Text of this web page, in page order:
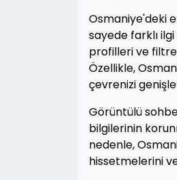
Osmaniye'deki
sayede farklı
profilleri ve
Özellikle,
çevrenizi
Görüntülü
bilgilerinin
nedenle,
hissetmelerini